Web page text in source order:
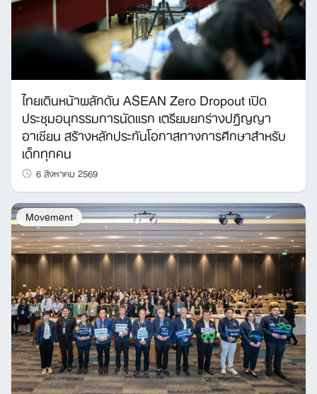
ไทยเดินหน้าผลักดัน ASEAN Zero Dropout เปิด
ประชุมอนุกรรมการนัดแรก เตรียมยกร่างปฏิญญา
อาเซียน สร้างหลักประกันโอกาสทางการศึกษาสำหรับ
เด็กทุกคน
6 สิงหาคม 2569
Movement